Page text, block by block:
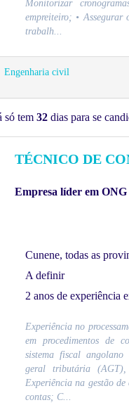
Monitorizar
empreiteiro; •
trabalh...
Engenharia civil
só tem 32 dias para se
TÉCNICO DE
Empresa líder em
Cunene, todas as
A definir
2 anos de experiência
Experiência no
em procedimentos de
sistema fiscal
geral tributária
Experiência na gestão
contas; C...